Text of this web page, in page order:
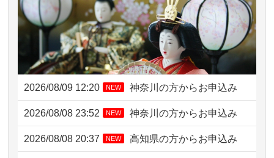
2026/08/09 12:20 NEW 神奈川の方からお申込み
2026/08/08 23:52 NEW 神奈川の方からお申込み
2026/08/08 20:37 NEW 高知県の方からお申込み